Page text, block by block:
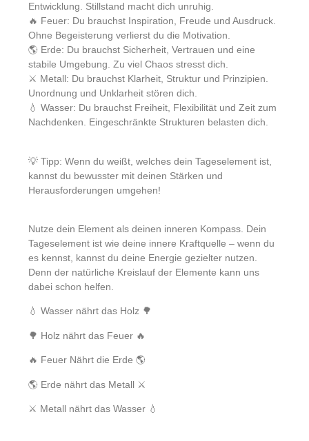
Entwicklung. Stillstand macht dich unruhig.
🔥 Feuer: Du brauchst Inspiration, Freude und Ausdruck.
Ohne Begeisterung verlierst du die Motivation.
🌎 Erde: Du brauchst Sicherheit, Vertrauen und eine
stabile Umgebung. Zu viel Chaos stresst dich.
⚔️ Metall: Du brauchst Klarheit, Struktur und Prinzipien.
Unordnung und Unklarheit stören dich.
💧 Wasser: Du brauchst Freiheit, Flexibilität und Zeit zum
Nachdenken. Eingeschränkte Strukturen belasten dich.
💡 Tipp: Wenn du weißt, welches dein Tageselement ist,
kannst du bewusster mit deinen Stärken und
Herausforderungen umgehen!
Nutze dein Element als deinen inneren Kompass. Dein
Tageselement ist wie deine innere Kraftquelle – wenn du
es kennst, kannst du deine Energie gezielter nutzen.
Denn der natürliche Kreislauf der Elemente kann uns
dabei schon helfen.
💧 Wasser nährt das Holz 🌳
🌳 Holz nährt das Feuer 🔥
🔥 Feuer Nährt die Erde 🌎
🌎 Erde nährt das Metall ⚔️
⚔️ Metall nährt das Wasser 💧